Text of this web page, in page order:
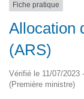
Fiche pratique
Allocation
(ARS)
Vérifié le 11/07/2023
(Première ministre)